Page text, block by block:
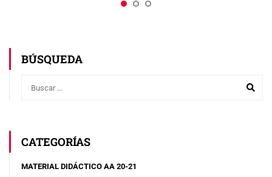
BÚSQUEDA
CATEGORÍAS
MATERIAL DIDÁCTICO AA 20-21